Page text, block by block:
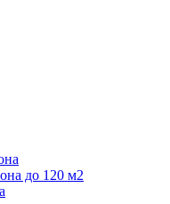
до 120 м2